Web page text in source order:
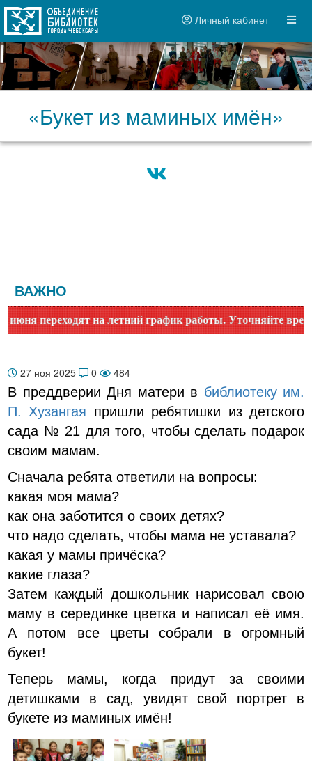
Личный кабинет
«Букет из маминых имён»
ВАЖНО
на летний график работы. Уточняйте время
27 ноя 2025 0 484
В преддверии Дня матери в библиотеку им.
П. Хузангая пришли ребятишки из детского
сада № 21 для того, чтобы сделать подарок
своим мамам.
Сначала ребята ответили на вопросы:
какая моя мама?
как она заботится о своих детях?
что надо сделать, чтобы мама не уставала?
какая у мамы причёска?
какие глаза?
Затем каждый дошкольник нарисовал свою
маму в серединке цветка и написал её имя.
А потом все цветы собрали в огромный
букет!
Теперь мамы, когда придут за своими
детишками в сад, увидят свой портрет в
букете из маминых имён!